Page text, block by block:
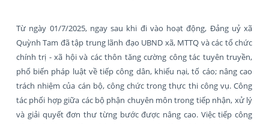
Từ ngày 01/7/2025, ngay sau khi đi vào hoạt động, Đảng uỷ xã
Quỳnh Tam đã tập trung lãnh đạo UBND xã, MTTQ và các tổ chức
chính trị - xã hội và các thôn tăng cường công tác tuyên truyền,
phổ biến pháp luật về tiếp công dân, khiếu nại, tố cáo; nâng cao
trách nhiệm của cán bộ, công chức trong thực thi công vụ. Công
tác phối hợp giữa các bộ phận chuyên môn trong tiếp nhận, xử lý
và giải quyết đơn thư từng bước được nâng cao. Việc tiếp công